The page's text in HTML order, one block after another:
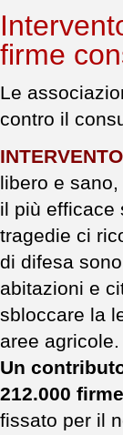
firme
Le
contro il
INTERVENTO
libero e
il più efficace
tragedie ci
di difesa
abitazioni e
sbloccare la
aree agricole.
Un
212.000
fissato per il